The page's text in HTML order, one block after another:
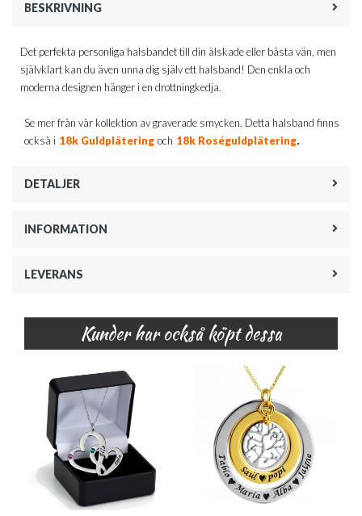
BESKRIVNING
Det perfekta personliga halsbandet till din älskade eller bästa vän, men
självklart kan du även unna dig själv ett halsband! Den enkla och
moderna designen hänger i en drottningkedja.
Se mer från vår kollektion av graverade smycken. Detta halsband finns
också i 18k Guldplätering och 18k Roséguldplätering.
DETALJER
INFORMATION
LEVERANS
Kunder har också köpt dessa